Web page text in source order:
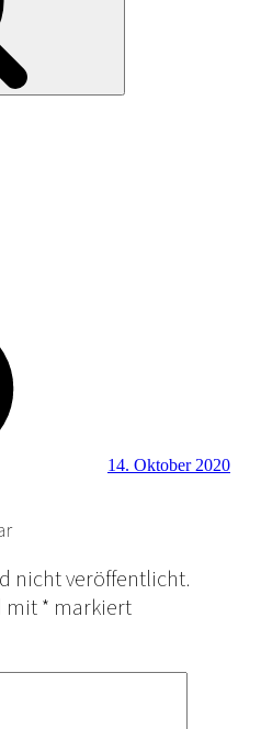
14. Oktober 2020
nicht veröffentlicht.
mit* markiert